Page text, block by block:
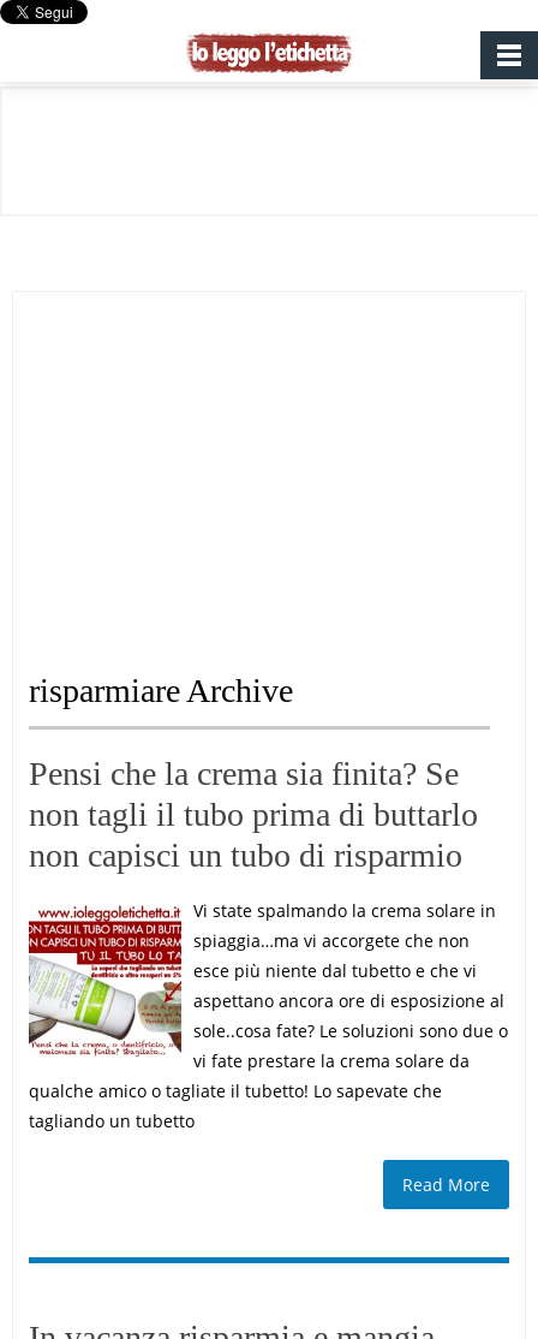
risparmiare Archive
Pensi che la crema sia finita? Se
non tagli il tubo prima di buttarlo
non capisci un tubo di risparmio
Vi state spalmando la crema solare in
spiaggia…ma vi accorgete che non
esce più niente dal tubetto e che vi
aspettano ancora ore di esposizione al
sole..cosa fate? Le soluzioni sono due o
vi fate prestare la crema solare da
qualche amico o tagliate il tubetto! Lo sapevate che
tagliando un tubetto
Read More